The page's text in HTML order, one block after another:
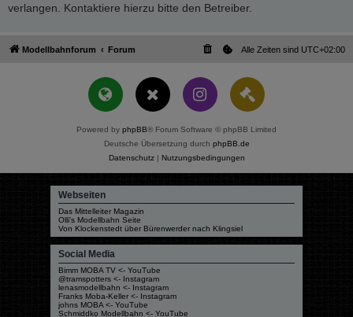
verlangen. Kontaktiere hierzu bitte den Betreiber.
Modellbahnforum Forum Alle Zeiten sind UTC+02:00
Powered by phpBB® Forum Software © phpBB Limited
Deutsche Übersetzung durch phpBB.de
Datenschutz| Nutzungsbedingungen
Webseiten
Das Mittelleiter Magazin
Olli's Modellbahn Seite
Von Klockenstedt über Bürenwerder nach Klingsiel
Social Media
Bimm MOBA TV <- YouTube
@tramspotters <- Instagram
lenasmodellbahn <- Instagram
Franks Moba-Keller <- Instagram
johns MOBA <- YouTube
Schmiddko Modellbahn <- YouTube